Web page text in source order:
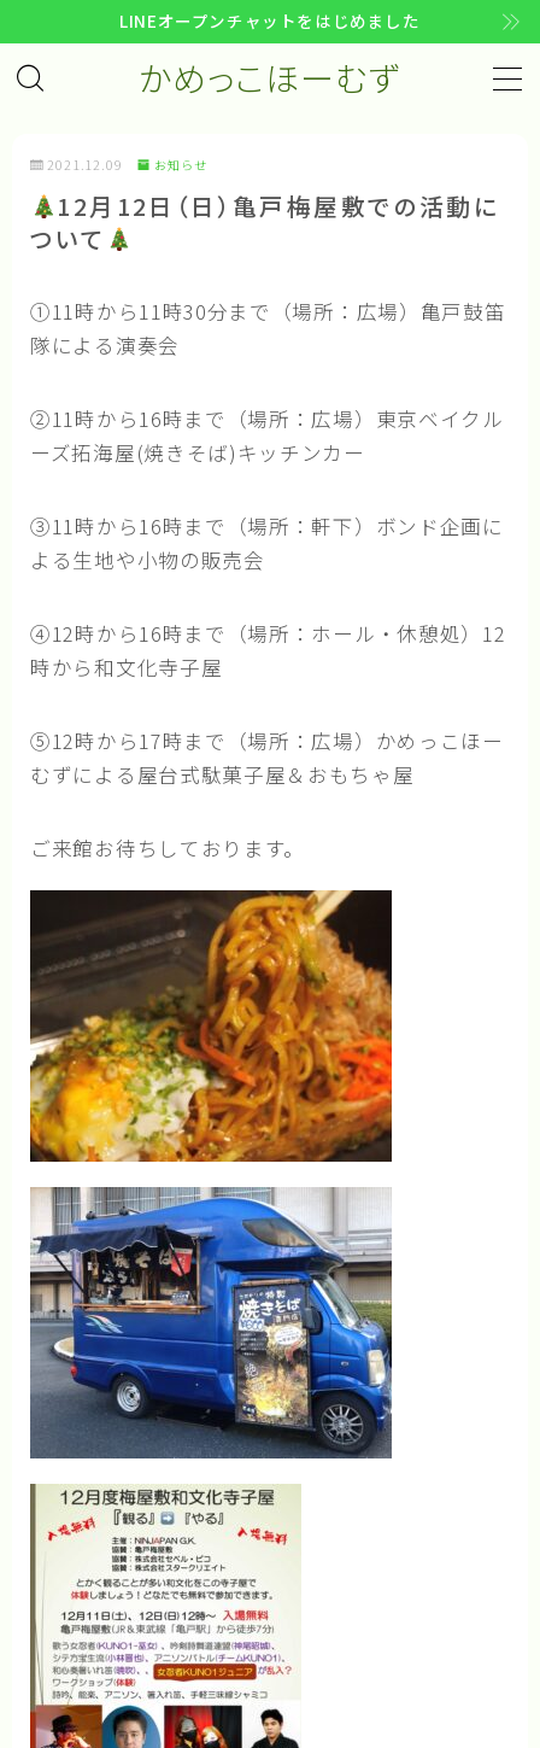
LINEオープンチャットをはじめました
かめっこほーむず
MENU
コンセプト
趣意文
企画書
活動指針
メンバー
アクセス
お知らせ
活動通信
寄付と協賛のお願い
お問い合わせ
2021.12.09 お知らせ
12月12日（日）亀戸梅屋敷での活動に
ついて
①11時から11時30分まで（場所：広場）亀戸鼓笛
隊による演奏会
②11時から16時まで（場所：広場）東京ベイクル
ーズ拓海屋(焼きそば)キッチンカー
③11時から16時まで（場所：軒下）ボンド企画に
よる生地や小物の販売会
④12時から16時まで（場所：ホール・休憩処）12
時から和文化寺子屋
⑤12時から17時まで（場所：広場）かめっこほー
むずによる屋台式駄菓子屋＆おもちゃ屋
ご来館お待ちしております。